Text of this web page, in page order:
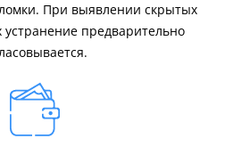
При выявлении скрытых
устранение предварительно